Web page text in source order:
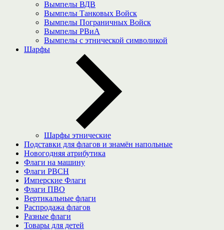
Вымпелы ВДВ
Вымпелы Танковых Войск
Вымпелы Пограничных Войск
Вымпелы РВиА
Вымпелы с этнической символикой
Шарфы
Шарфы этнические
Подставки для флагов и знамён напольные
Новогодняя атрибутика
Флаги на машину
Флаги РВСН
Имперские Флаги
Флаги ПВО
Вертикальные флаги
Распродажа флагов
Разные флаги
Товары для детей